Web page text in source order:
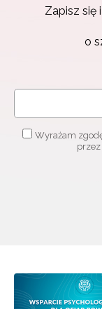
Zapisz się
o
Wyrażam
Zapisz się i
informacjami
Zapisuję